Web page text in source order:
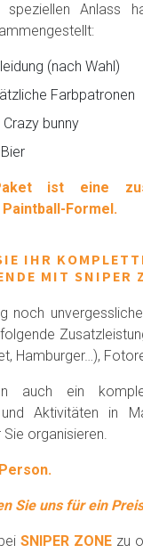
speziellen Anlass
(nach Wahl)
Farbpatronen
Crazy bunny
ist eine
Formel.
IHR
MIT SNIPER
noch
Hamburger…),
auch ein
und Aktivitäten in
organisieren.
Sie uns für ein
SNIPER ZONE zu